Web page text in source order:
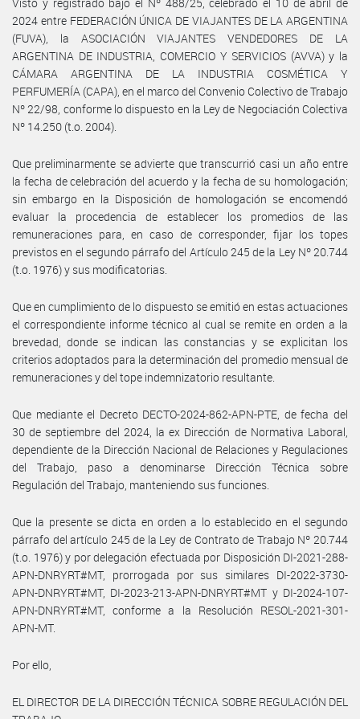
2024 entre FEDERACIÓN ÚNICA DE VIAJANTES DE LA ARGENTINA
(FUVA), la ASOCIACIÓN VIAJANTES VENDEDORES DE LA
ARGENTINA DE INDUSTRIA, COMERCIO Y SERVICIOS (AVVA) y la
CÁMARA ARGENTINA DE LA INDUSTRIA COSMÉTICA Y
PERFUMERÍA (CAPA), en el marco del Convenio Colectivo de Trabajo
Nº 22/98, conforme lo dispuesto en la Ley de Negociación Colectiva
Nº 14.250 (t.o. 2004).
Que preliminarmente se advierte que transcurrió casi un año entre
la fecha de celebración del acuerdo y la fecha de su homologación;
sin embargo en la Disposición de homologación se encomendó
evaluar la procedencia de establecer los promedios de las
remuneraciones para, en caso de corresponder, fijar los topes
previstos en el segundo párrafo del Artículo 245 de la Ley Nº 20.744
(t.o. 1976) y sus modificatorias.
Que en cumplimiento de lo dispuesto se emitió en estas actuaciones
el correspondiente informe técnico al cual se remite en orden a la
brevedad, donde se indican las constancias y se explicitan los
criterios adoptados para la determinación del promedio mensual de
remuneraciones y del tope indemnizatorio resultante.
Que mediante el Decreto DECTO-2024-862-APN-PTE, de fecha del
30 de septiembre del 2024, la ex Dirección de Normativa Laboral,
dependiente de la Dirección Nacional de Relaciones y Regulaciones
del Trabajo, paso a denominarse Dirección Técnica sobre
Regulación del Trabajo, manteniendo sus funciones.
Que la presente se dicta en orden a lo establecido en el segundo
párrafo del artículo 245 de la Ley de Contrato de Trabajo Nº 20.744
(t.o. 1976) y por delegación efectuada por Disposición DI-2021-288-
APN-DNRYRT#MT, prorrogada por sus similares DI-2022-3730-
APN-DNRYRT#MT, DI-2023-213-APN-DNRYRT#MT y DI-2024-107-
APN-DNRYRT#MT, conforme a la Resolución RESOL-2021-301-
APN-MT.
Por ello,
EL DIRECTOR DE LA DIRECCIÓN TÉCNICA SOBRE REGULACIÓN DEL